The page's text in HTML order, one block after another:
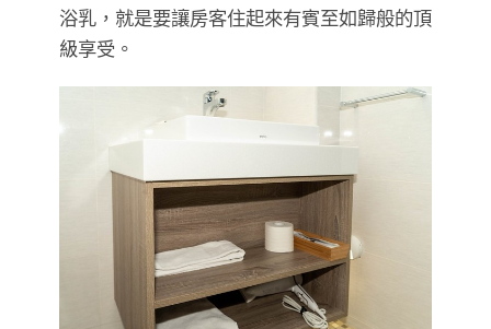
浴乳，就是要讓房客住起來有賓至如歸般的頂
級享受。